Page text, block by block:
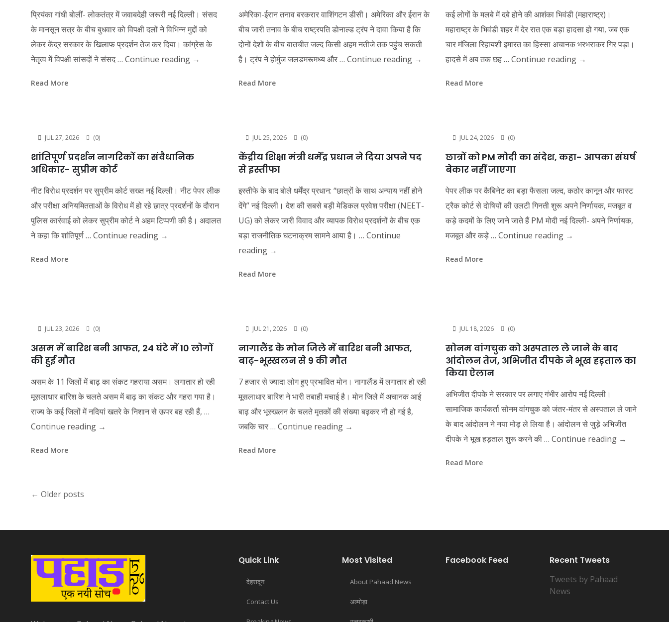
प्रियंका गांधी बोलीं- लोकतंत्र में जवाबदेही जरूरी नई दिल्ली। संसद
के मानसून सत्र के बीच बुधवार को विपक्षी दलों ने विभिन्न मुद्दों को
लेकर केंद्र सरकार के खिलाफ प्रदर्शन तेज कर दिया। कांग्रेस के
नेतृत्व में विपक्षी सांसदों ने संसद … Continue reading →
Read More
अमेरिका-ईरान तनाव बरकरार वाशिंगटन डीसी। अमेरिका और ईरान के
बीच जारी तनाव के बीच राष्ट्रपति डोनाल्ड ट्रंप ने दावा किया है कि
दोनों देशों के बीच बातचीत जल्द किसी अहम नतीजे तक पहुंच सकती
है। ट्रंप ने होर्मुज जलडमरूमध्य और … Continue reading →
Read More
कई लोगों के मलबे में दबे होने की आशंका भिवंडी (महाराष्ट्र)।
महाराष्ट्र के भिवंडी शहर में देर रात एक बड़ा हादसा हो गया, जब एक
चार मंजिला रिहायशी इमारत का हिस्सा अचानक भरभराकर गिर पड़ा।
हादसे में अब तक छह …Continue reading →
Read More
JUL 27, 2026 (0)
शांतिपूर्ण प्रदर्शन नागरिकों का संवैधानिक
अधिकार- सुप्रीम कोर्ट
नीट विरोध प्रदर्शन पर सुप्रीम कोर्ट सख्त नई दिल्ली। नीट पेपर लीक
और परीक्षा अनियमितताओं के विरोध में हो रहे छात्र प्रदर्शनों के दौरान
पुलिस कार्रवाई को लेकर सुप्रीम कोर्ट ने अहम टिप्पणी की है। अदालत
ने कहा कि शांतिपूर्ण … Continue reading →
Read More
JUL 25, 2026 (0)
केंद्रीय शिक्षा मंत्री धर्मेंद्र प्रधान ने दिया अपने पद
से इस्तीफा
इस्तीफे के बाद बोले धर्मेंद्र प्रधान: “छात्रों के साथ अन्याय नहीं होने
देंगे” नई दिल्ली। देश की सबसे बड़ी मेडिकल प्रवेश परीक्षा (NEET-
UG) को लेकर जारी विवाद और व्यापक विरोध प्रदर्शनों के बीच एक
बड़ा राजनीतिक घटनाक्रम सामने आया है। … Continue
reading →
Read More
JUL 24, 2026 (0)
छात्रों को PM मोदी का संदेश, कहा- आपका संघर्ष
बेकार नहीं जाएगा
पेपर लीक पर कैबिनेट का बड़ा फैसला जल्द, कठोर कानून और फास्ट
ट्रैक कोर्ट से दोषियों की उलटी गिनती शुरू अपने निर्णायक, मजबूत व
कड़े कदमों के लिए जाने जाते हैं PM मोदी नई दिल्ली- अपने निर्णायक,
मजबूत और कड़े …Continue reading →
Read More
JUL 23, 2026 (0)
असम में बारिश बनी आफत, 24 घंटे में 10 लोगों
की हुई मौत
असम के 11 जिलों में बाढ़ का संकट गहराया असम। लगातार हो रही
मूसलाधार बारिश के चलते असम में बाढ़ का संकट और गहरा गया है।
राज्य के कई जिलों में नदियां खतरे के निशान से ऊपर बह रही हैं, …
Continue reading →
Read More
JUL 21, 2026 (0)
नागालैंड के मोन जिले में बारिश बनी आफत,
बाढ़-भूस्खलन से 9 की मौत
7 हजार से ज्यादा लोग हुए प्रभावित मोन। नागालैंड में लगातार हो रही
मूसलाधार बारिश ने भारी तबाही मचाई है। मोन जिले में अचानक आई
बाढ़ और भूस्खलन के चलते मृतकों की संख्या बढ़कर नौ हो गई है,
जबकि चार … Continue reading →
Read More
JUL 18, 2026 (0)
सोनम वांगचुक को अस्पताल ले जाने के बाद
आंदोलन तेज, अभिजीत दीपके ने भूख हड़ताल का
किया ऐलान
अभिजीत दीपके ने सरकार पर लगाए गंभीर आरोप नई दिल्ली।
सामाजिक कार्यकर्ता सोनम वांगचुक को जंतर-मंतर से अस्पताल ले जाने
के बाद आंदोलन ने नया मोड़ ले लिया है। आंदोलन से जुड़े अभिजीत
दीपके ने भूख हड़ताल शुरू करने की …Continue reading →
Read More
← Older posts
Quick Link
देहरादून
Contact Us
Most Visited
About Pahaad News
अल्मोड़ा
Facebook Feed Recent Tweets
Tweets by Pahaad
News